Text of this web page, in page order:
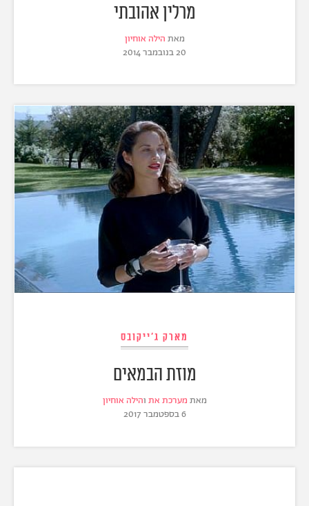
מרלין אהובתי
מאת הילה אוחיון
20 בנובמבר 2014
מארק ג'ייקובס
מוזת הבמאים
מאת מערכת את והילה אוחיון
6 בספטמבר 2017